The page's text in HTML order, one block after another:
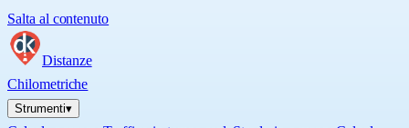
Salta al contenuto
Distanze
Chilometriche
Strumenti▾